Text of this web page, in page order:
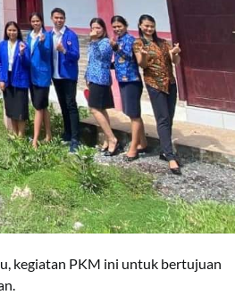
kegiatan PKM ini untuk bertujuan